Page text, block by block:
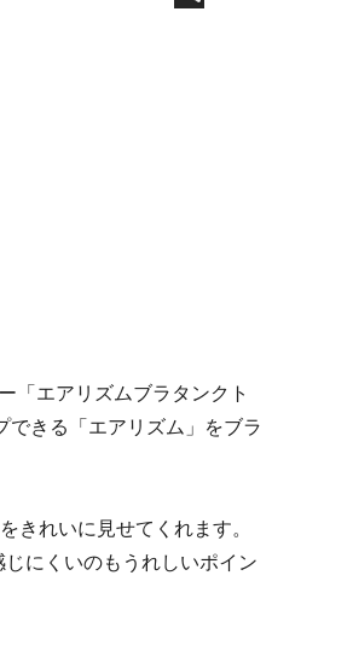
「エアリズムブラタンクト
できる「エアリズム」をブラ
きれいに見せてくれます。
にくいのもうれしいポイン